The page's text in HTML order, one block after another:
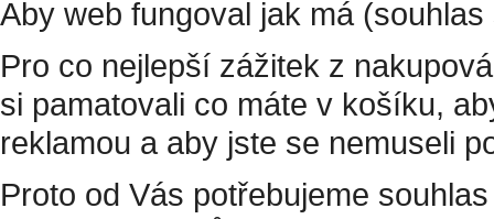
Aby web fungoval jak má
Pro co nejlepší zážitek z
si pamatovali co máte v košíku,
reklamou a aby jste se nemuseli
Proto od Vás potřebujeme